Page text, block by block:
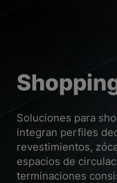
Soluciones para
integran perfiles
revestimientos,
espacios de
terminaciones